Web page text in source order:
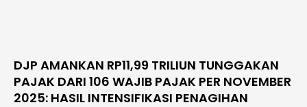
DJP AMANKAN RP11,99 TRILIUN TUNGGAKAN
PAJAK DARI 106 WAJIB PAJAK PER NOVEMBER
2025: HASIL INTENSIFIKASI PENAGIHAN